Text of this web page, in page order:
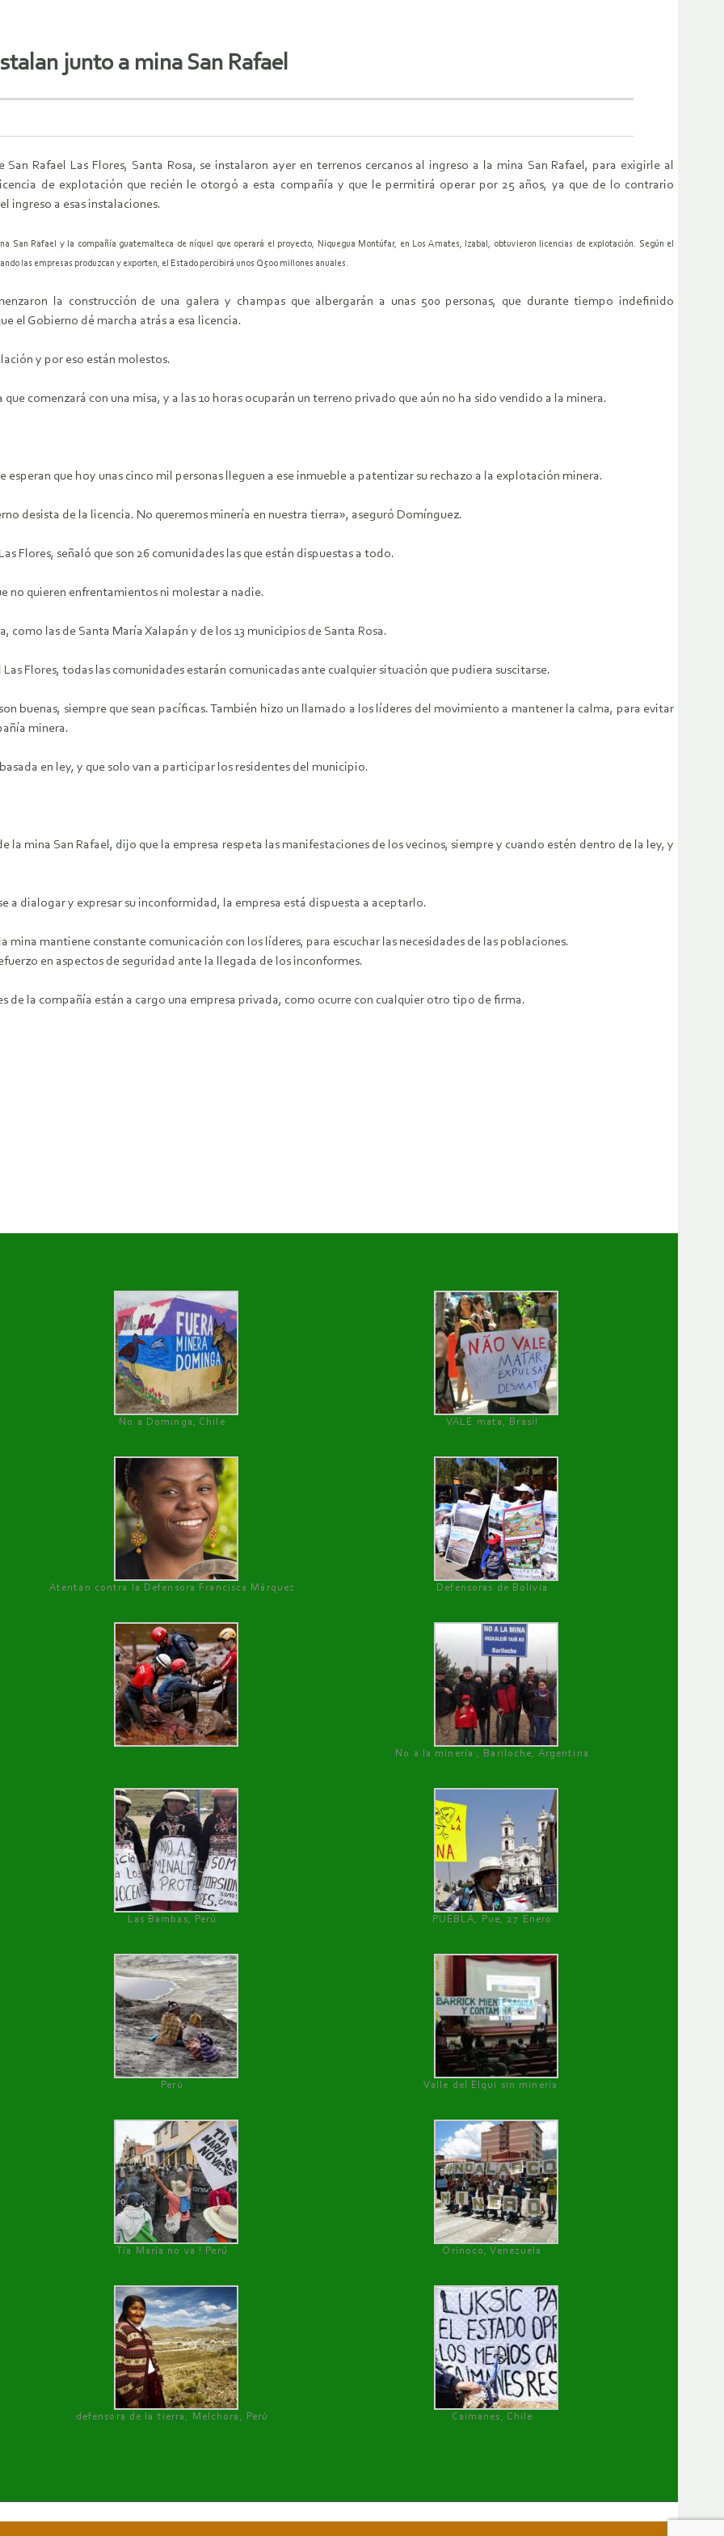
junto a mina San Rafael
San Rafael Las Flores, Santa Rosa, se instalaron ayer en terrenos cercanos al ingreso a la mina San Rafael, para exigirle al
de explotación que recién le otorgó a esta compañía y que le permitirá operar por 25 años, ya que de lo contrario
ingreso a esas instalaciones.
San Rafael y la compañía guatemalteca de níquel que operará el proyecto, Niquegua Montúfar, en Los Amates, Izabal, obtuvieron licencias de explotación. Según el
las empresas produzcan y exporten, el Estado percibirá unos Q500 millones anuales.
la construcción de una galera y champas que albergarán a unas 500 personas, que durante tiempo indefinido
el Gobierno dé marcha atrás a esa licencia.
y por eso están molestos.
comenzará con una misa, y a las 10 horas ocuparán un terreno privado que aún no ha sido vendido a la minera.
que hoy unas cinco mil personas lleguen a ese inmueble a patentizar su rechazo a la explotación minera.
desista de la licencia. No queremos minería en nuestra tierra», aseguró Domínguez.
Flores, señaló que son 26 comunidades las que están dispuestas a todo.
no quieren enfrentamientos ni molestar a nadie.
como las de Santa María Xalapán y de los 13 municipios de Santa Rosa.
Flores, todas las comunidades estarán comunicadas ante cualquier situación que pudiera suscitarse.
buenas, siempre que sean pacíficas. También hizo un llamado a los líderes del movimiento a mantener la calma, para evitar
minera.
en ley, y que solo van a participar los residentes del municipio.
mina San Rafael, dijo que la empresa respeta las manifestaciones de los vecinos, siempre y cuando estén dentro de la ley, y
a dialogar y expresar su inconformidad, la empresa está dispuesta a aceptarlo.
mina mantiene constante comunicación con los líderes, para escuchar las necesidades de las poblaciones.
en aspectos de seguridad ante la llegada de los inconformes.
de la compañía están a cargo una empresa privada, como ocurre con cualquier otro tipo de firma.
No a Dominga, Chile
VALE mata, Brasil
Atentan contra la Defensora Francisca Márquez Defensoras de Bolivia
No a la minería , Bariloche, Argentina
Las Bambas, Perú PUEBLA, Pue, 27 Enero
Perú Valle del Elqui sin minería.
Tía María no va ! Perú Orinoco, Venezuela
defensora de la tierra, Melchora, Perú Caimanes, Chile